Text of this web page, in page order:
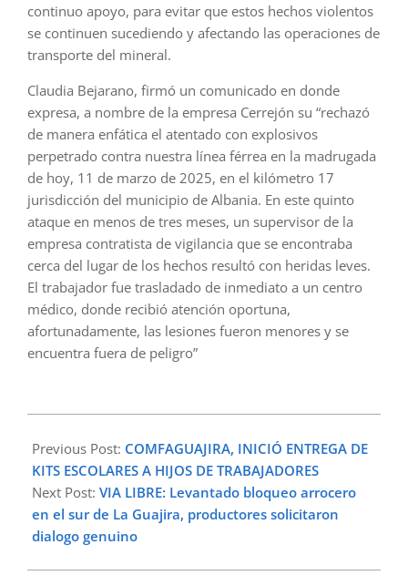
continuo apoyo, para evitar que estos hechos violentos
se continuen sucediendo y afectando las operaciones de
transporte del mineral.
Claudia Bejarano, firmó un comunicado en donde
expresa, a nombre de la empresa Cerrejón su “rechazó
de manera enfática el atentado con explosivos
perpetrado contra nuestra línea férrea en la madrugada
de hoy, 11 de marzo de 2025, en el kilómetro 17
jurisdicción del municipio de Albania. En este quinto
ataque en menos de tres meses, un supervisor de la
empresa contratista de vigilancia que se encontraba
cerca del lugar de los hechos resultó con heridas leves.
El trabajador fue trasladado de inmediato a un centro
médico, donde recibió atención oportuna,
afortunadamente, las lesiones fueron menores y se
encuentra fuera de peligro”
03-
11
Previous Post: COMFAGUAJIRA, INICIÓ ENTREGA DE
KITS ESCOLARES A HIJOS DE TRABAJADORES
Next Post: VIA LIBRE: Levantado bloqueo arrocero
en el sur de La Guajira, productores solicitaron
dialogo genuino